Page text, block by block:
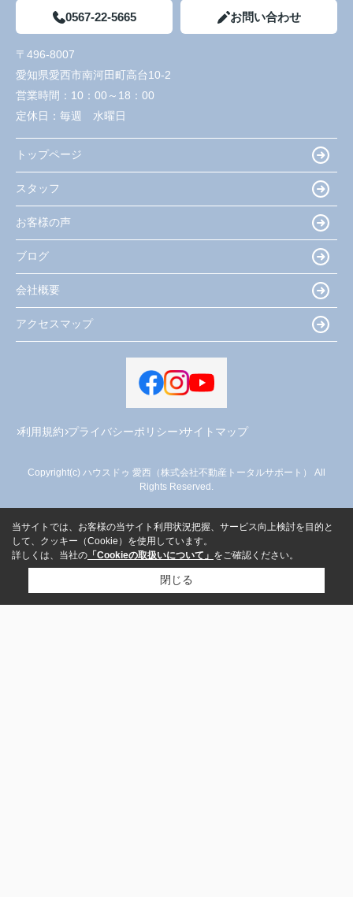
0567-22-5665 お問い合わせ
〒496-8007
愛知県愛西市南河田町高台10-2
営業時間： 10：00～18：00
定休日： 毎週 水曜日
トップページ
スタッフ
お客様の声
ブログ
会社概要
アクセスマップ
利用規約 プライバシーポリシー サイトマップ
Copyright(c) ハウスドゥ 愛西（株式会社不動産トータルサポート） All
Rights Reserved.
当サイトでは、お客様の当サイト利用状況把握、サービス向上検討を目的と
して、クッキー（Cookie）を使用しています。
詳しくは、当社の 「Cookieの取扱いについて」 をご確認ください。
閉じる